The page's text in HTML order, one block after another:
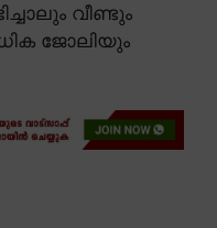
വീണ്ടും
ജോലിയും